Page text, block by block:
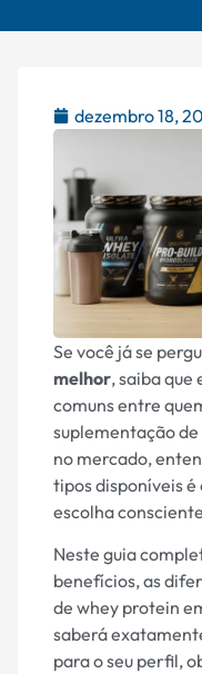
dezembro 18,
Se você já se
melhor, saiba que
comuns entre
suplementação
no mercado,
tipos disponíveis
escolha
Neste guia
benefícios, as
de whey protein
saberá
para o seu perfil,